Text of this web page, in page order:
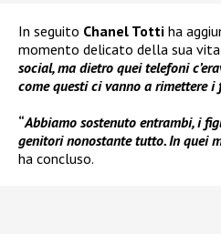
In seguito Chanel Totti ha
momento delicato della sua
social, ma dietro quei telefoni
come questi ci vanno a rimettere
“Abbiamo sostenuto entrambi, i
genitori nonostante tutto. In quei
ha concluso.